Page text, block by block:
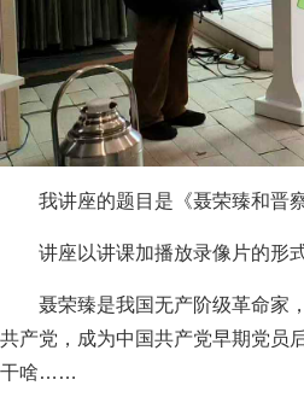
我讲座的题目是《聂荣臻和晋
讲座以讲课加播放录像片的形
聂荣臻是我国无产阶级革命家
共产党，成为中国共产党早期党员
干啥……